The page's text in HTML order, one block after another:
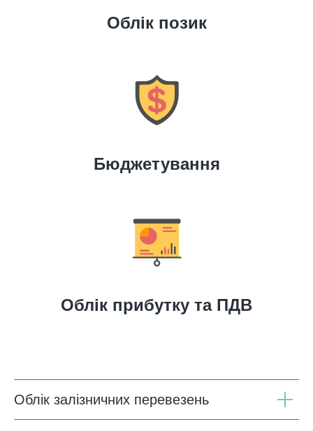
Облік позик
Бюджетування
Облік прибутку та ПДВ
Облік залізничних перевезень